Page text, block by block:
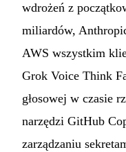
wdrożeń z
miliardów,
AWS wszystkim
Grok Voice Think
głosowej w czasie
narzędzi GitHub
zarządzaniu